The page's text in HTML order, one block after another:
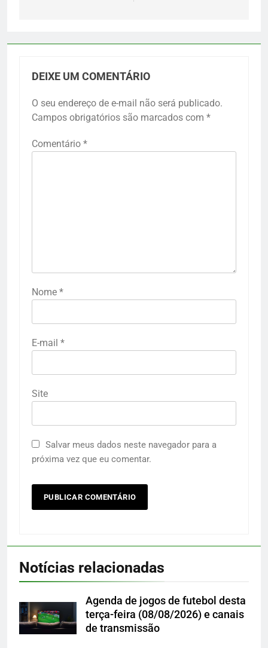
DEIXE UM COMENTÁRIO
O seu endereço de e-mail não será publicado.
Campos obrigatórios são marcados com *
Comentário *
Nome *
E-mail *
Site
Salvar meus dados neste navegador para a
próxima vez que eu comentar.
Notícias relacionadas
Agenda de jogos de futebol desta
terça-feira (08/08/2026) e canais
de transmissão